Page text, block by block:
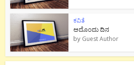
ಕವಿತೆ
ಅದೊಂದು ದಿನ
by Guest Author